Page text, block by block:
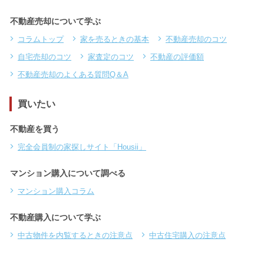
不動産売却について学ぶ
コラムトップ 家を売るときの基本
不動産売却のコツ
自宅売却のコツ
家査定のコツ
不動産の評価額
不動産売却のよくある質問Q＆A
買いたい
不動産を買う
完全会員制の家探しサイト「Housii」
マンション購入について調べる
マンション購入コラム
不動産購入について学ぶ
中古物件を内覧するときの注意点 中古住宅購入の注意点